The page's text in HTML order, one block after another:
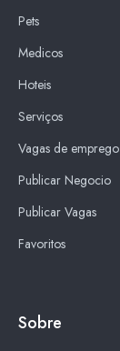
Pets
Medicos
Hoteis
Serviços
Vagas de emprego
Publicar Negocio
Publicar Vagas
Favoritos
Sobre